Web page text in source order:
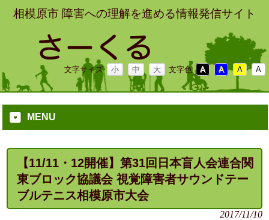
相模原市 障害への理解を進める情報発信サイト
文字サイズ 小 中 大 文字色 A A A A
MENU
【11/11・12開催】第31回日本盲人会連合関
東ブロック協議会 視覚障害者サウンドテー
ブルテニス相模原市大会
2017/11/10